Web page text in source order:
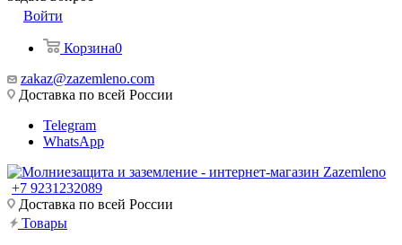
Войти
Корзина0
zakaz@zazemleno.com
Доставка по всей России
Telegram
WhatsApp
+7 9231232089
Доставка по всей России
Товары